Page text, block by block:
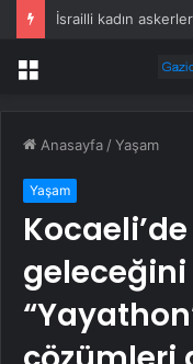
İsrailli kadın
Menü
Anasayfa /Yaşam
Yaşam